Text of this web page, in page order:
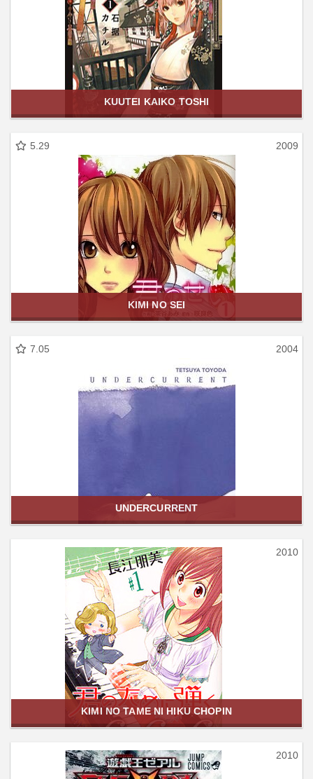
KUUTEI KAIKO TOSHI
5.29 2009
KIMI NO SEI
7.05 2004
UNDERCURRENT
2010
KIMI NO TAME NI HIKU CHOPIN
2010